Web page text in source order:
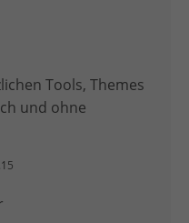
Tools, Themes
und ohne